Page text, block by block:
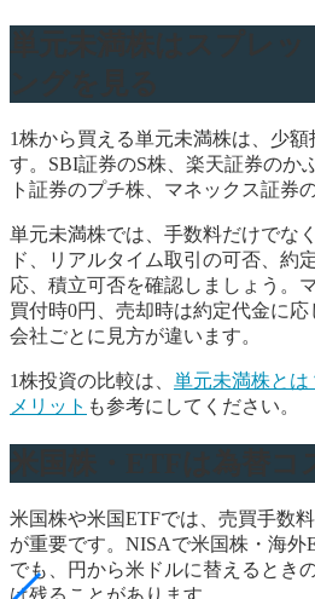
1株から買える単元未満株は、少
す。SBI証券のS株、楽天証券のか
ト証券のプチ株、マネックス証券
単元未満株では、手数料だけでな
ド、リアルタイム取引の可否、約
応、積立可否を確認しましょう。
買付時0円、売却時は約定代金に応
会社ごとに見方が違います。
1株投資の比較は、 単元未満株とは
メリット も参考にしてください。
米国株や米国ETFでは、売買手数
が重要です。NISAで米国株・海外
でも、円から米ドルに替えるとき
は残ることがあります。